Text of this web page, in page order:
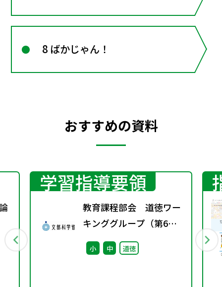
8 ばかじゃん！
おすすめの資料
学習指導要領
教育課程部会 道徳ワー
キンググループ（第6
回） 配付資料
小 中 道徳